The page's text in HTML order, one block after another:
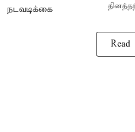
Read